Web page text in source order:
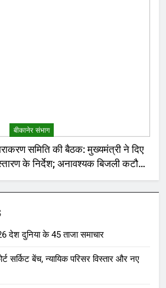
बीकानेर संभाग
समिति की बैठक: मुख्यमंत्री ने दिए
के निर्देश; अनावश्यक बिजली कटौती
पर सख्त रुख
देश दुनिया के 45 ताजा समाचार
सर्किट बेंच, न्यायिक परिसर विस्तार और नए